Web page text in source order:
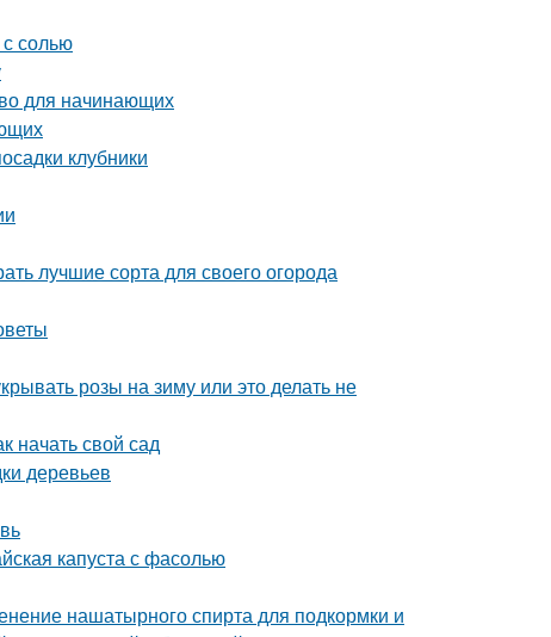
солью
для начинающих
клубники
лучшие сорта для своего огорода
розы на зиму или это делать не
начать свой сад
деревьев
капуста с фасолью
нашатырного спирта для подкормки и